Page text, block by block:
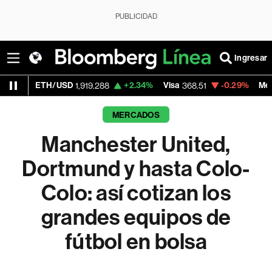
PUBLICIDAD
Ingresar
1,919.288 +2.34% Visa 368.51 -0.29% MercadoLibre
MERCADOS
Manchester United,
Dortmund y hasta Colo-
Colo: así cotizan los
grandes equipos de
fútbol en bolsa